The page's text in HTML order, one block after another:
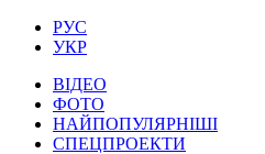
РУС
УКР
ВІДЕО
ФОТО
НАЙПОПУЛЯРНІШІ
СПЕЦПРОЕКТИ